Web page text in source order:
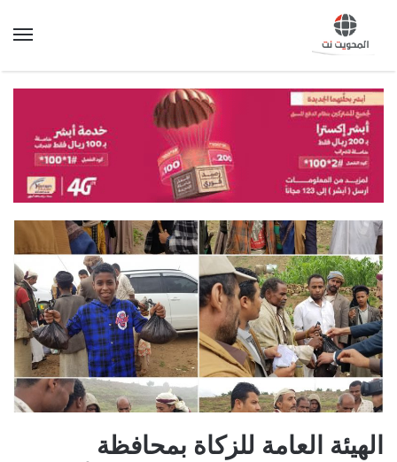
الهيئة العامة للزكاة بمحافظة